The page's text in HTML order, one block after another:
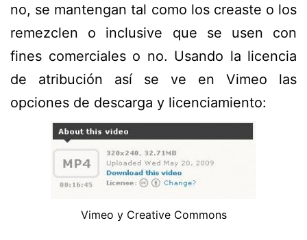
no, se mantengan tal como los creaste o los
remezclen o inclusive que se usen con
fines comerciales o no. Usando la licencia
de atribución así se ve en Vimeo las
opciones de descarga y licenciamiento:
Vimeo y Creative Commons